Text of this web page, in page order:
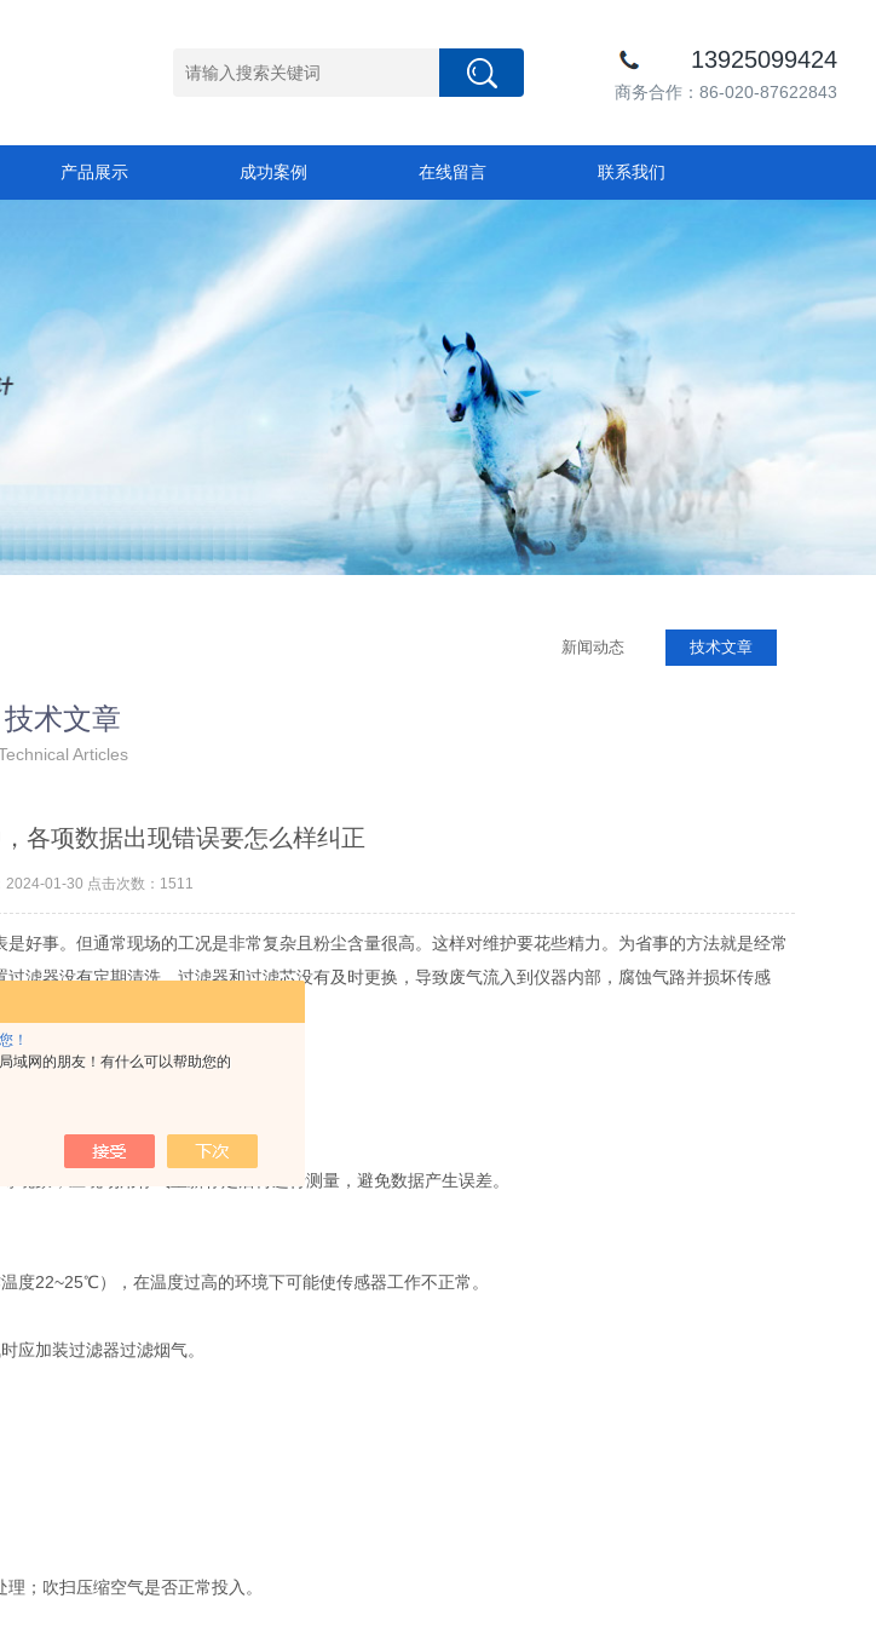
！
域网的朋友！有什么可以帮助您的
13925099424
商务合作：86-020-87622843
产品展示 成功案例 在线留言 联系我们
新闻动态 技术文章
技术文章
Articles
各项数据出现错误要怎么样纠正
2024-01-30 点击次数：1511
好事。但通常现场的工况是非常复杂且粉尘含量很高。这样对维护要花些精力。为省事的方法就是经常
滤器没有定期清洗，过滤器和过滤芯没有及时更换，导致废气流入到仪器内部，腐蚀气路并损坏传感
象，应现场用标气重新标定后再进行测量，避免数据产生误差。
22~25℃），在温度过高的环境下可能使传感器工作不正常。
加装过滤器过滤烟气。
；吹扫压缩空气是否正常投入。